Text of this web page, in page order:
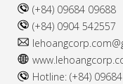
(+84) 09684 09688
(+84) 0904 542557
l
www.
Hotline: (+84)